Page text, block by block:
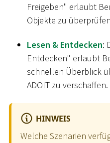
Freigeben" erlaubt
Objekte zu
Lesen & Entdecken:
Entdecken" erlaubt
schnellen Überblick
ADOIT zu verschaffen.
HINWEIS
Welche Szenarien